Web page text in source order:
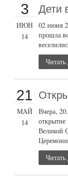
3
ИЮН
14
Дети
02 июня
прошла
Читать
21
МАЙ
14
Вчера,
открытие
Великой
Читать